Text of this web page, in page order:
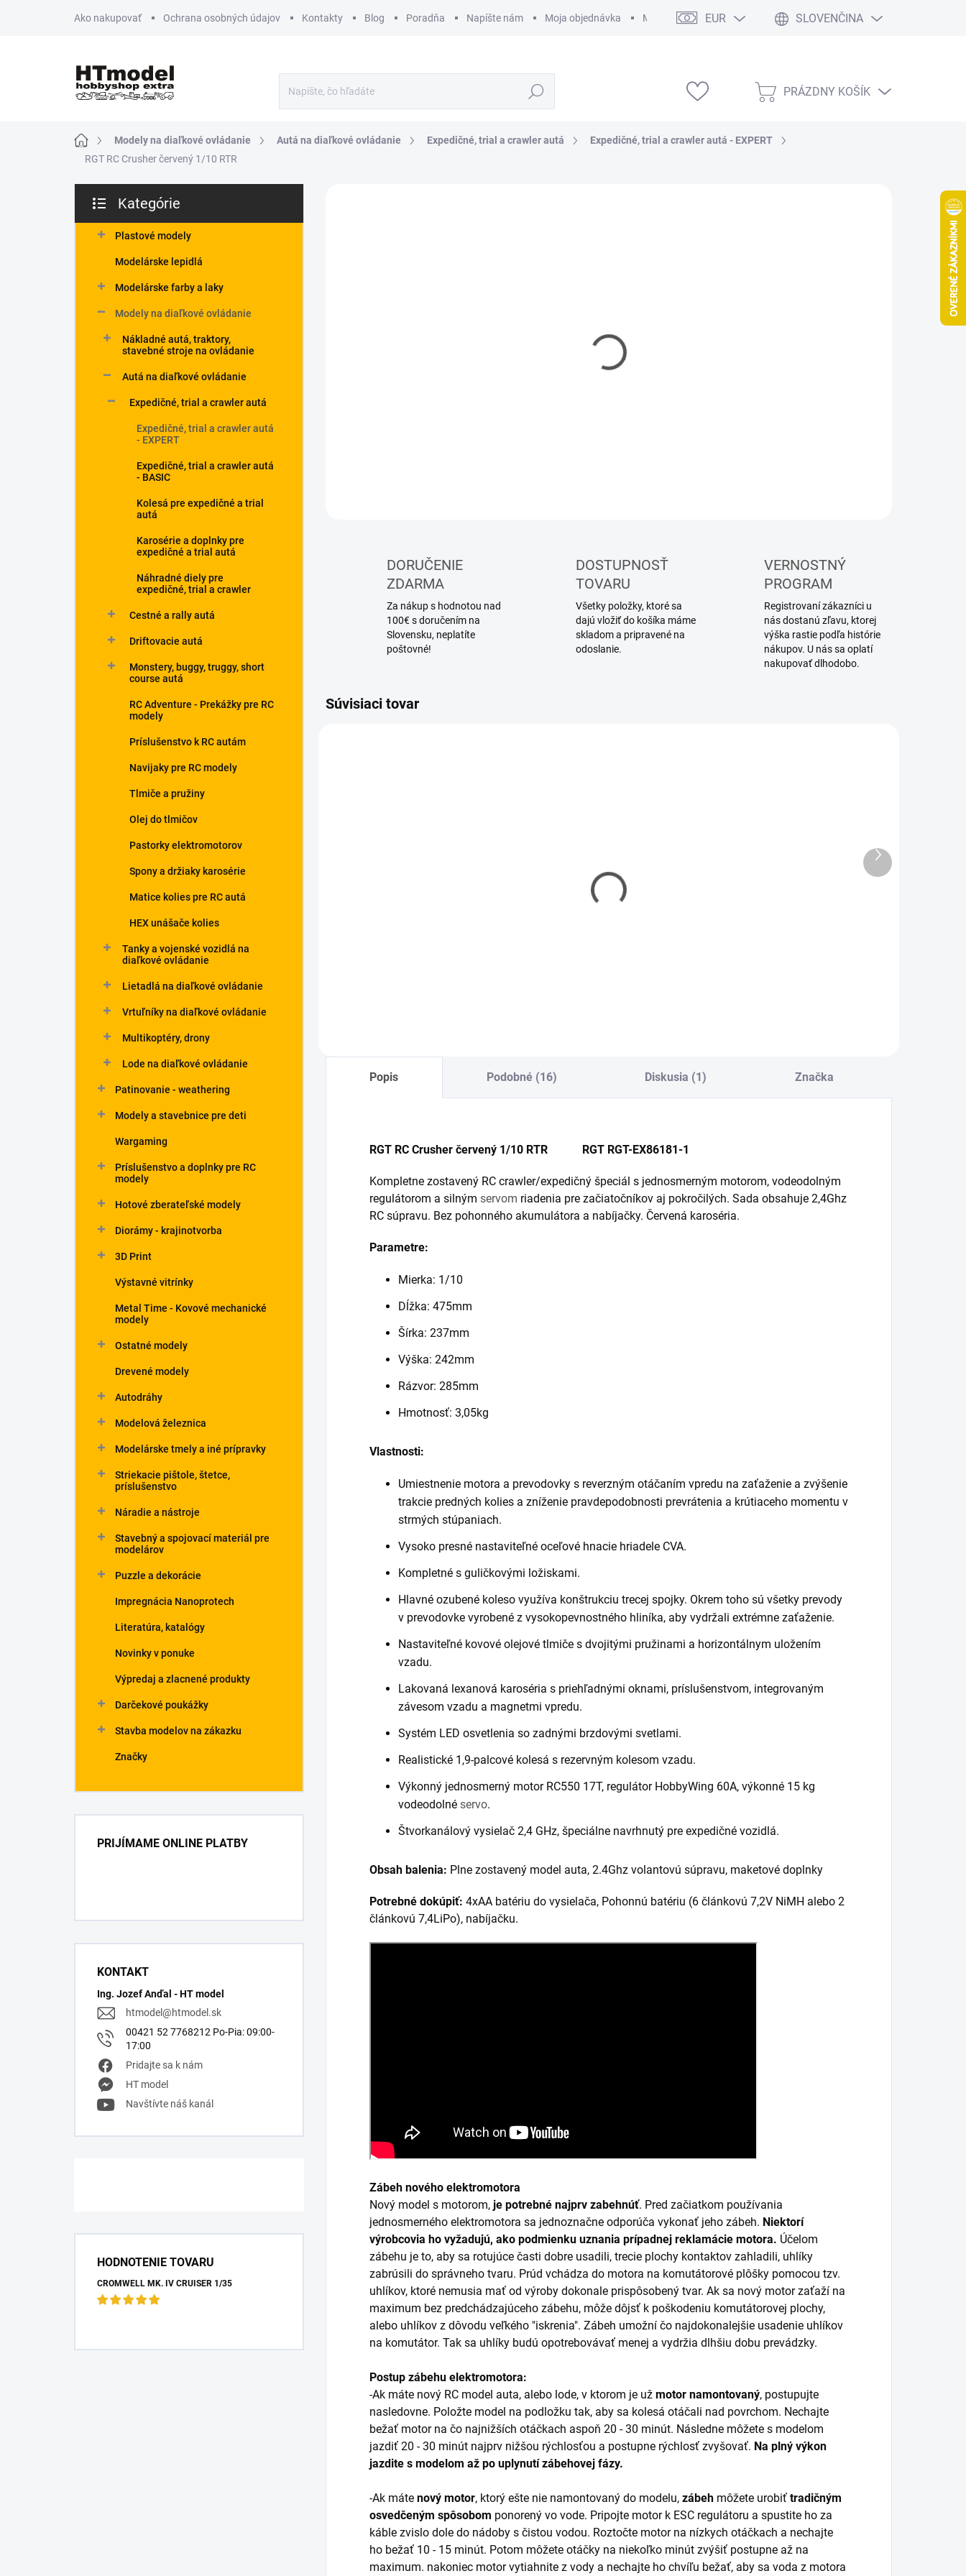
Ako nakupovať Ochrana osobných údajov Kontakty Blog Poradňa Napíšte nám Moja objednávka Modelárske výstavy
EUR SLOVENČINA
Hľadať
NÁKUPNÝ
PRÁZDNY KOŠÍK
DomovModely na diaľkové ovládanie Autá na diaľkové ovládanie Expedičné, trial a crawler autá
Expedičné, trial a crawler autá - EXPERT
RGT RC Crusher červený 1/10 RTR
č
kategórie
Kategórie
Plastové modely
Modelárske lepidlá
Modelárske farby a laky
Modely na diaľkové ovládanie
Nákladné autá, traktory,
stavebné stroje na ovládanie
Autá na diaľkové ovládanie
Expedičné, trial a crawler autá
Expedičné, trial a crawler autá
- EXPERT
Expedičné, trial a crawler autá
- BASIC
Kolesá pre expedičné a trial
autá
Karosérie a doplnky pre
expedičné a trial autá
Náhradné diely pre
expedičné, trial a crawler
Cestné a rally autá
Driftovacie autá
Monstery, buggy, truggy, short
course autá
RC Adventure - Prekážky pre RC
modely
Príslušenstvo k RC autám
Navijaky pre RC modely
Tlmiče a pružiny
Olej do tlmičov
Pastorky elektromotorov
Spony a držiaky karosérie
Matice kolies pre RC autá
HEX unášače kolies
Tanky a vojenské vozidlá na
diaľkové ovládanie
Lietadlá na diaľkové ovládanie
Vrtuľníky na diaľkové ovládanie
Multikoptéry, drony
Lode na diaľkové ovládanie
Patinovanie - weathering
Modely a stavebnice pre deti
Wargaming
Príslušenstvo a doplnky pre RC
modely
Hotové zberateľské modely
Diorámy - krajinotvorba
3D Print
Výstavné vitrínky
Metal Time - Kovové mechanické
modely
Ostatné modely
Drevené modely
Autodráhy
Modelová železnica
Modelárske tmely a iné prípravky
Striekacie pištole, štetce,
príslušenstvo
Náradie a nástroje
Stavebný a spojovací materiál pre
modelárov
Puzzle a dekorácie
Impregnácia Nanoprotech
Literatúra, katalógy
Novinky v ponuke
Výpredaj a zlacnené produkty
Darčekové poukážky
Stavba modelov na zákazku
Značky
PRIJÍMAME ONLINE PLATBY
KONTAKT
Ing. Jozef Anďal - HT model
htmodel@htmodel.sk
00421 52 7768212 Po-Pia: 09:00-
17:00
Pridajte sa k nám
HT model
Navštívte náš kanál
HODNOTENIE TOVARU
CROMWELL MK. IV CRUISER 1/35
DORUČENIA
DORUČENIE
ZDARMA
Za nákup s hodnotou nad
100€ s doručením na
Slovensku, neplatíte
poštovné!
DOSTUPNOSŤ
TOVARU
Všetky položky, ktoré sa
dajú vložiť do košíka máme
skladom a pripravené na
odoslanie.
VERNOSTNÝ
PROGRAM
Registrovaní zákazníci u
nás dostanú zľavu, ktorej
výška rastie podľa histórie
nákupov. U nás sa oplatí
nakupovať dlhodobo.
Súvisiaci tovar
Ďalší
produkt
Popis Podobné (16) Diskusia (1) Značka
RGT RC Crusher červený 1/10 RTR RGT RGT-EX86181-1
Kompletne zostavený RC crawler/expedičný špeciál s jednosmerným motorom, vodeodolným
regulátorom a silným servom riadenia pre začiatočníkov aj pokročilých. Sada obsahuje 2,4Ghz
RC súpravu. Bez pohonného akumulátora a nabíjačky. Červená karoséria.
Parametre:
Mierka: 1/10
Dĺžka: 475mm
Šírka: 237mm
Výška: 242mm
Rázvor: 285mm
Hmotnosť: 3,05kg
Vlastnosti:
Umiestnenie motora a prevodovky s reverzným otáčaním vpredu na zaťaženie a zvýšenie
trakcie predných kolies a zníženie pravdepodobnosti prevrátenia a krútiaceho momentu v
strmých stúpaniach.
Vysoko presné nastaviteľné oceľové hnacie hriadele CVA.
Kompletné s guličkovými ložiskami.
Hlavné ozubené koleso využíva konštrukciu trecej spojky. Okrem toho sú všetky prevody
v prevodovke vyrobené z vysokopevnostného hliníka, aby vydržali extrémne zaťaženie.
Nastaviteľné kovové olejové tlmiče s dvojitými pružinami a horizontálnym uložením
vzadu.
Lakovaná lexanová karoséria s priehľadnými oknami, príslušenstvom, integrovaným
závesom vzadu a magnetmi vpredu.
Systém LED osvetlenia so zadnými brzdovými svetlami.
Realistické 1,9-palcové kolesá s rezervným kolesom vzadu.
Výkonný jednosmerný motor RC550 17T, regulátor HobbyWing 60A, výkonné 15 kg
vodeodolné servo.
Štvorkanálový vysielač 2,4 GHz, špeciálne navrhnutý pre expedičné vozidlá.
Obsah balenia: Plne zostavený model auta, 2.4Ghz volantovú súpravu, maketové doplnky
Potrebné dokúpiť: 4xAA batériu do vysielača, Pohonnú batériu (6 článkovú 7,2V NiMH alebo 2
článkovú 7,4LiPo), nabíjačku.
Zábeh nového elektromotora
Nový model s motorom, je potrebné najprv zabehnúť. Pred začiatkom používania
jednosmerného elektromotora sa jednoznačne odporúča vykonať jeho zábeh. Niektorí
výrobcovia ho vyžadujú, ako podmienku uznania prípadnej reklamácie motora. Účelom
zábehu je to, aby sa rotujúce časti dobre usadili, trecie plochy kontaktov zahladili, uhlíky
zabrúsili do správneho tvaru. Prúd vchádza do motora na komutátorové plôšky pomocou tzv.
uhlíkov, ktoré nemusia mať od výroby dokonale prispôsobený tvar. Ak sa nový motor zaťaží na
maximum bez predchádzajúceho zábehu, môže dôjsť k poškodeniu komutátorovej plochy,
alebo uhlíkov z dôvodu veľkého "iskrenia". Zábeh umožní čo najdokonalejšie usadenie uhlíkov
na komutátor. Tak sa uhlíky budú opotrebovávať menej a vydržia dlhšiu dobu prevádzky.
Postup zábehu elektromotora:
-Ak máte nový RC model auta, alebo lode, v ktorom je už motor namontovaný, postupujte
nasledovne. Položte model na podložku tak, aby sa kolesá otáčali nad povrchom. Nechajte
bežať motor na čo najnižších otáčkach aspoň 20 - 30 minút. Následne môžete s modelom
jazdiť 20 - 30 minút najprv nižšou rýchlosťou a postupne rýchlosť zvyšovať. Na plný výkon
jazdite s modelom až po uplynutí zábehovej fázy.
-Ak máte nový motor, ktorý ešte nie namontovaný do modelu, zábeh môžete urobiť tradičným
osvedčeným spôsobom ponorený vo vode. Pripojte motor k ESC regulátoru a spustite ho za
káble zvislo dole do nádoby s čistou vodou. Roztočte motor na nízkych otáčkach a nechajte
ho bežať 10 - 15 minút. Potom môžete otáčky na niekoľko minút zvýšiť postupne až na
maximum. nakoniec motor vytiahnite z vody a nechajte ho chvíľu bežať, aby sa voda z motora